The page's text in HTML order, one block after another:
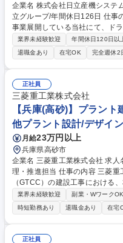
企業名 株式会社日立産機システム 求人名 茨城【サービスエンジニア
立グループ/年間休日126日 仕事の内容 日立グループにて産業関連製品で
事業展開している当社にて、ド
ービスエンジニア業務をお任せいたします。 【職務
されているドライブ製品につい
(保守メンテナンス対応、修理・更新計画の提案
触れ、顧客の喜ぶ顔や生の声に直接触
城【サービスエンジニア】日立
業界未経験歓迎 年間休日120日以
退職金あり
在宅OK 完全週休2
正社員
三菱重工業株式会社
【兵庫(高砂)】プラン
他プラント設計/デザイン
月給23万円以上
兵庫県高砂市
企業名 三菱重工業株式会社 求人名 【兵庫(高砂)】プラント建設の安全管
理・推進担当 仕事の内容 三菱重工が手掛けるガスタービン発電プラント
（GTCC）の建設工事における
をお任せします。デスクワーク
ションです。 工事現場と連携し、無事故・無災害に向けた各種施策の展開
やサポートを行います。 (1)災
災害情報の共有、原因・対策の
外グループ含む） (4)安全マネジ
業界未経験歓迎 副業・WワークOK
時短勤務あり
退職金あり 在宅
正社員